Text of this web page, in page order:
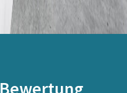
Bewertung